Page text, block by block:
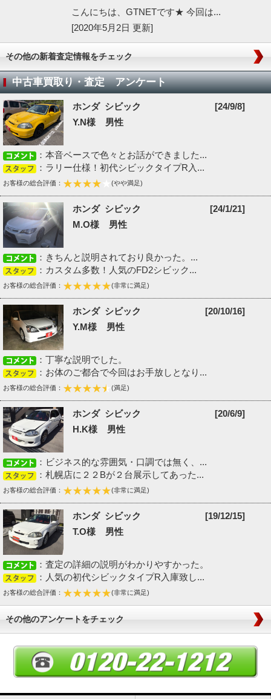
こんにちは、GTNETです★ 今回は...
[2020年5月2日 更新]
その他の新着査定情報をチェック
中古車買取り・査定 アンケート
ホンダ シビック
[24/9/8]
Y.N様 男性
：本音ベースで色々とお話ができました...
：ラリー仕様！初代シビックタイプR入...
お客様の総合評価： (やや満足)
ホンダ シビック
[24/1/21]
M.O様 男性
：きちんと説明されており良かった。...
：カスタム多数！人気のFD2シビック...
お客様の総合評価： (非常に満足)
ホンダ シビック
[20/10/16]
Y.M様 男性
：丁寧な説明でした。
：お体のご都合で今回はお手放しとなり...
お客様の総合評価： (満足)
ホンダ シビック
[20/6/9]
H.K様 男性
：ビジネス的な雰囲気・口調では無く、...
：札幌店に２２Bが２台展示してあった...
お客様の総合評価： (非常に満足)
ホンダ シビック
[19/12/15]
T.O様 男性
：査定の詳細の説明がわかりやすかった。
：人気の初代シビックタイプR入庫致し...
お客様の総合評価： (非常に満足)
その他のアンケートをチェック